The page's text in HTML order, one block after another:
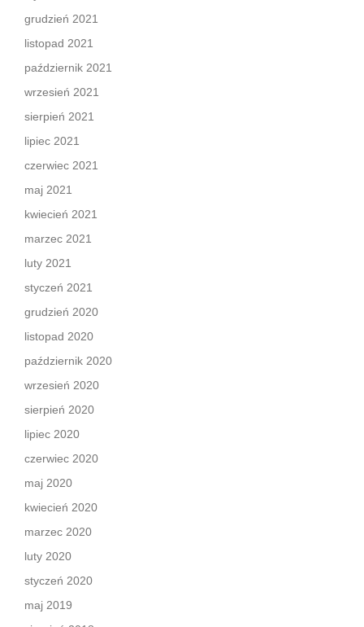
grudzień 2021
listopad 2021
październik 2021
wrzesień 2021
sierpień 2021
lipiec 2021
czerwiec 2021
maj 2021
kwiecień 2021
marzec 2021
luty 2021
styczeń 2021
grudzień 2020
listopad 2020
październik 2020
wrzesień 2020
sierpień 2020
lipiec 2020
czerwiec 2020
maj 2020
kwiecień 2020
marzec 2020
luty 2020
styczeń 2020
maj 2019